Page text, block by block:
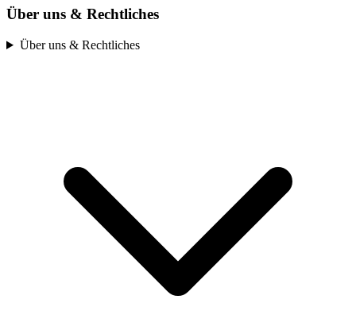
Über uns & Rechtliches
Über uns & Rechtliches